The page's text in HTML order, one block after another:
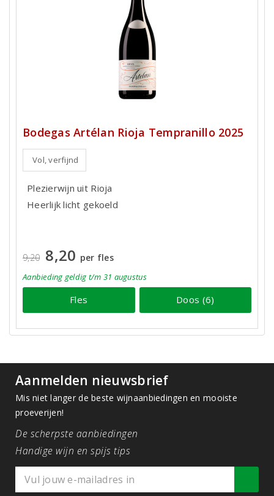
Bodegas Artélan Rioja Tempranillo 2025
Vol, verfijnd
Plezierwijn uit Rioja
Heerlijk licht gekoeld
9,20 8,20 per fles
Aanbieding geldig t/m 31 augustus
Fles Doos (6)
Aanmelden nieuwsbrief
Mis niet langer de beste wijnaanbiedingen en mooiste
proeverijen!
De scherpste aanbiedingen
Handige wijn en spijs tips